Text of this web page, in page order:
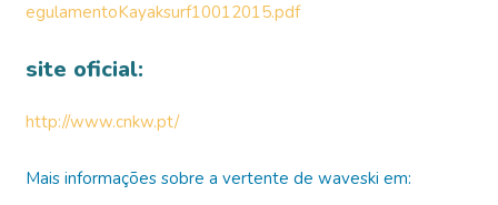
egulamentoKayaksurf10012015.pdf
site oficial:
http://www.cnkw.pt/
Mais informações sobre a vertente de waveski em: